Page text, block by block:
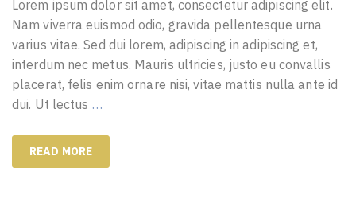
Lorem ipsum dolor sit amet, consectetur adipiscing elit.
Nam viverra euismod odio, gravida pellentesque urna
varius vitae. Sed dui lorem, adipiscing in adipiscing et,
interdum nec metus. Mauris ultricies, justo eu convallis
placerat, felis enim ornare nisi, vitae mattis nulla ante id
dui. Ut lectus …
READ MORE